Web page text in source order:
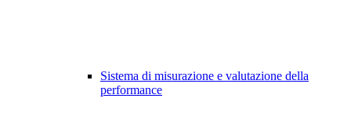
Sistema di misurazione e valutazione della
performance